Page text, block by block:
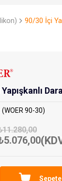
90/30 İçi
(WOER 90-30)